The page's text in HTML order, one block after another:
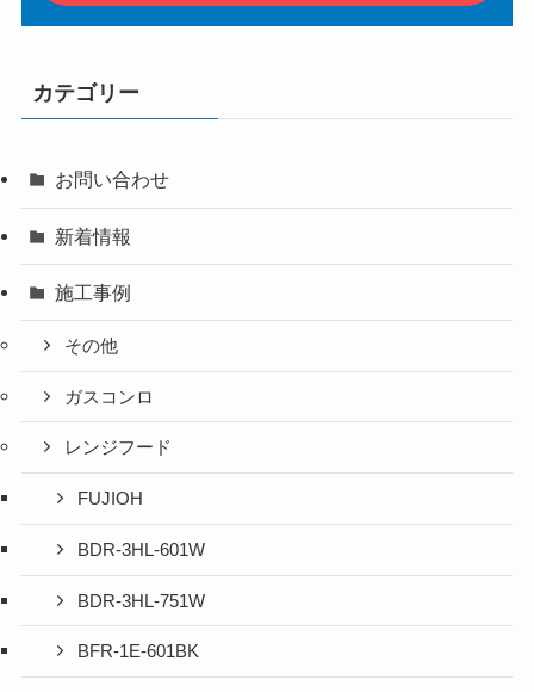
カテゴリー
お問い合わせ
新着情報
施工事例
その他
ガスコンロ
レンジフード
FUJIOH
BDR-3HL-601W
BDR-3HL-751W
BFR-1E-601BK